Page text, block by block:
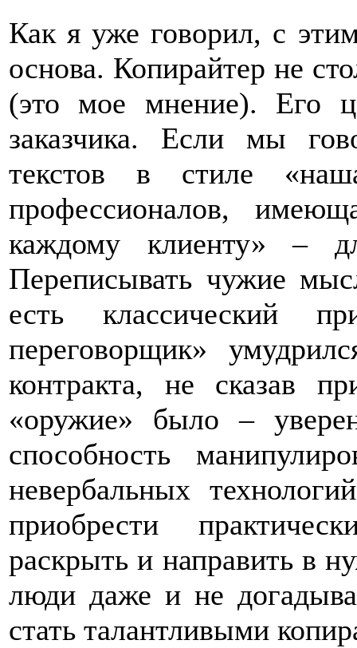
Как я уже говорил, с
основа. Копирайтер не
(это мое мнение). Его
заказчика. Если мы
текстов в стиле
профессионалов,
каждому клиенту» –
Переписывать чужие
есть классический
переговорщик»
контракта, не сказав
«оружие» было –
способность
невербальных
приобрести
раскрыть и направить в
люди даже и не
стать талантливыми